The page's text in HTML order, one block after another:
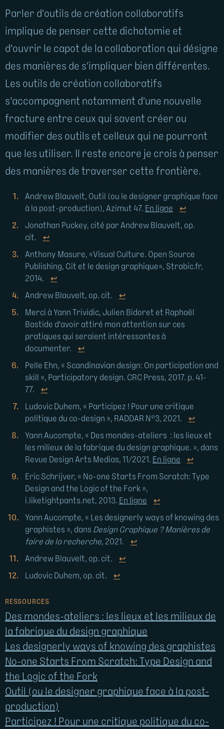
Parler d'outils de création collaboratifs
implique de penser cette dichotomie et
d'ouvrir le capot de la collaboration qui désigne
des manières de s'impliquer bien différentes.
Les outils de création collaboratifs
s'accompagnent notamment d'une nouvelle
fracture entre ceux qui savent créer ou
modifier des outils et celleux qui ne pourront
que les utiliser. Il reste encore je crois à penser
des manières de traverser cette frontière.
Andrew Blauvelt, Outil (ou le designer graphique face
à la post-production), Azimut 47. En ligne ↩
Jonathan Puckey, cité par Andrew Blauvelt, op.
cit.
↩
Anthony Masure, «Visual Culture. Open Source
Publishing, Git et le design graphique», Strabic.fr,
2014.
↩
Andrew Blauvelt, op. cit. ↩
Merci à Yann Trividic, Julien Bidoret et Raphaël
Bastide d'avoir attiré mon attention sur ces
pratiques qui seraient intéressantes à
documenter.
↩
Pelle Ehn, « Scandinavian design: On participation and
skill », Participatory design. CRC Press, 2017. p. 41-
77.
↩
Ludovic Duhem, « Participez ! Pour une critique
politique du co-design », RADDAR N°3, 2021.
↩
Yann Aucompte, « Des mondes-ateliers : les lieux et
les milieux de la fabrique du design graphique. », dans
Revue Design Arts Medias, 11/2021. En ligne ↩
Eric Schrijver, « No-one Starts From Scratch: Type
Design and the Logic of the Fork »,
i.liketightpants.net, 2013. En ligne ↩
Yann Aucompte, « Les designerly ways of knowing des
graphistes », dans Design Graphique ? Manières de
faire de la recherche, 2021. ↩
Andrew Blauvelt, op. cit. ↩
Ludovic Duhem, op. cit. ↩
RESSOURCES
Des mondes-ateliers : les lieux et les milieux de
la fabrique du design graphique
Les designerly ways of knowing des graphistes
No-one Starts From Scratch: Type Design and
the Logic of the Fork
Outil (ou le designer graphique face à la post-
production)
Participez ! Pour une critique politique du co-